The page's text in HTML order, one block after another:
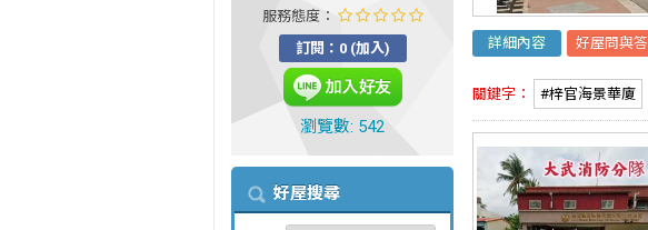
服務態度：
訂閱：0 (加入)
瀏覽數: 542
好屋搜尋
詳細內容 好屋問與答
關鍵字： #梓官海景華廈